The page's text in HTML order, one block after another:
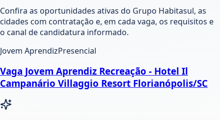
Confira as oportunidades ativas do Grupo Habitasul, as
cidades com contratação e, em cada vaga, os requisitos e
o canal de candidatura informado.
Jovem AprendizPresencial
Vaga Jovem Aprendiz Recreação - Hotel Il
Campanário Villaggio Resort Florianópolis/SC